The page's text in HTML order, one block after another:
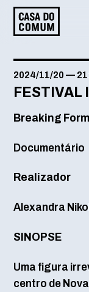
Saltar
para
conteúdo
2024/11/20 —
FESTIVAL
Breaking Form
Documentário
Realizador
Alexandra
SINOPSE
Uma figura
centro de